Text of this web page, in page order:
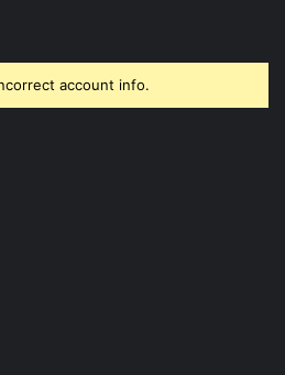
account info.